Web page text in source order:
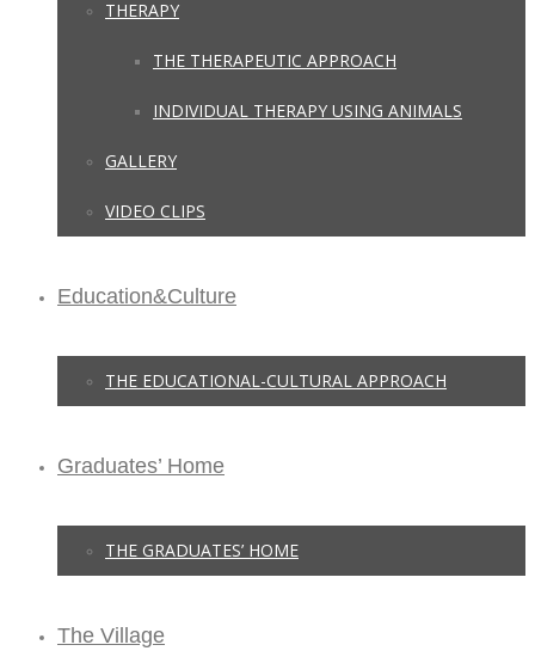
THERAPY
THE THERAPEUTIC APPROACH
INDIVIDUAL THERAPY USING ANIMALS
GALLERY
VIDEO CLIPS
Education&Culture
THE EDUCATIONAL-CULTURAL APPROACH
Graduates’ Home
THE GRADUATES’ HOME
The Village